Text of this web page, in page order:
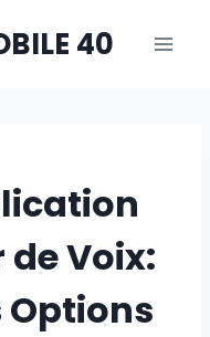
40
Voix:
Options